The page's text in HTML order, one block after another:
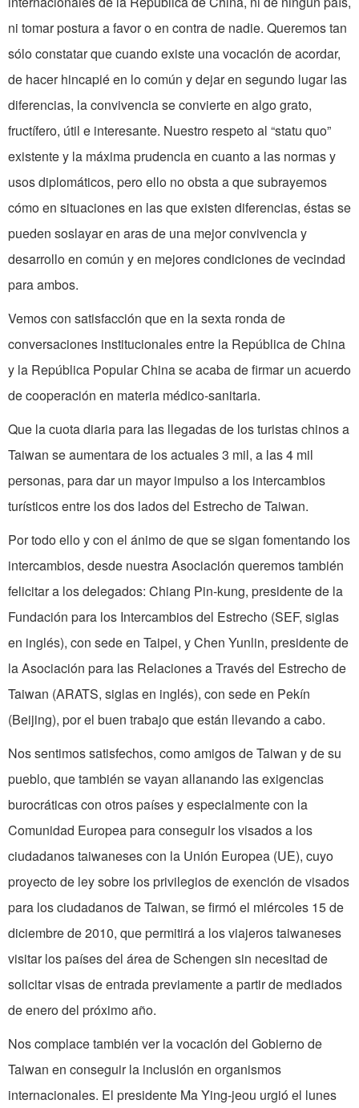
ni tomar postura a favor o en contra de nadie. Queremos tan
sólo constatar que cuando existe una vocación de acordar,
de hacer hincapié en lo común y dejar en segundo lugar las
diferencias, la convivencia se convierte en algo grato,
fructífero, útil e interesante. Nuestro respeto al “statu quo”
existente y la máxima prudencia en cuanto a las normas y
usos diplomáticos, pero ello no obsta a que subrayemos
cómo en situaciones en las que existen diferencias, éstas se
pueden soslayar en aras de una mejor convivencia y
desarrollo en común y en mejores condiciones de vecindad
para ambos.
Vemos con satisfacción que en la sexta ronda de
conversaciones institucionales entre la República de China
y la República Popular China se acaba de firmar un acuerdo
de cooperación en materia médico-sanitaria.
Que la cuota diaria para las llegadas de los turistas chinos a
Taiwan se aumentara de los actuales 3 mil, a las 4 mil
personas, para dar un mayor impulso a los intercambios
turísticos entre los dos lados del Estrecho de Taiwan.
Por todo ello y con el ánimo de que se sigan fomentando los
intercambios, desde nuestra Asociación queremos también
felicitar a los delegados: Chiang Pin-kung, presidente de la
Fundación para los Intercambios del Estrecho (SEF, siglas
en inglés), con sede en Taipei, y Chen Yunlin, presidente de
la Asociación para las Relaciones a Través del Estrecho de
Taiwan (ARATS, siglas en inglés), con sede en Pekín
(Beijing), por el buen trabajo que están llevando a cabo.
Nos sentimos satisfechos, como amigos de Taiwan y de su
pueblo, que también se vayan allanando las exigencias
burocráticas con otros países y especialmente con la
Comunidad Europea para conseguir los visados a los
ciudadanos taiwaneses con la Unión Europea (UE), cuyo
proyecto de ley sobre los privilegios de exención de visados
para los ciudadanos de Taiwan, se firmó el miércoles 15 de
diciembre de 2010, que permitirá a los viajeros taiwaneses
visitar los países del área de Schengen sin necesitad de
solicitar visas de entrada previamente a partir de mediados
de enero del próximo año.
Nos complace también ver la vocación del Gobierno de
Taiwan en conseguir la inclusión en organismos
internacionales. El presidente Ma Ying-jeou urgió el lunes